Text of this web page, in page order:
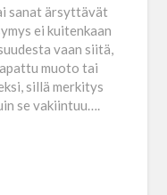
sanat ärsyttävät
ei kuitenkaan
vaan siitä,
muoto tai
sillä merkitys
se vakiintuu….